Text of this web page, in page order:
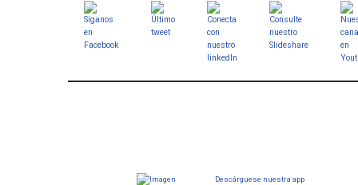
Descárguese nuestra app